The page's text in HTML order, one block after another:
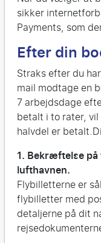
sikker
Payments, som
Efter din
Straks efter du
mail modtage en
7 arbejdsdage
betalt i to rater,
halvdel er
1. Bekræftelse
lufthavnen.
Flybilletterne er
flybilletter med
detaljerne på dit